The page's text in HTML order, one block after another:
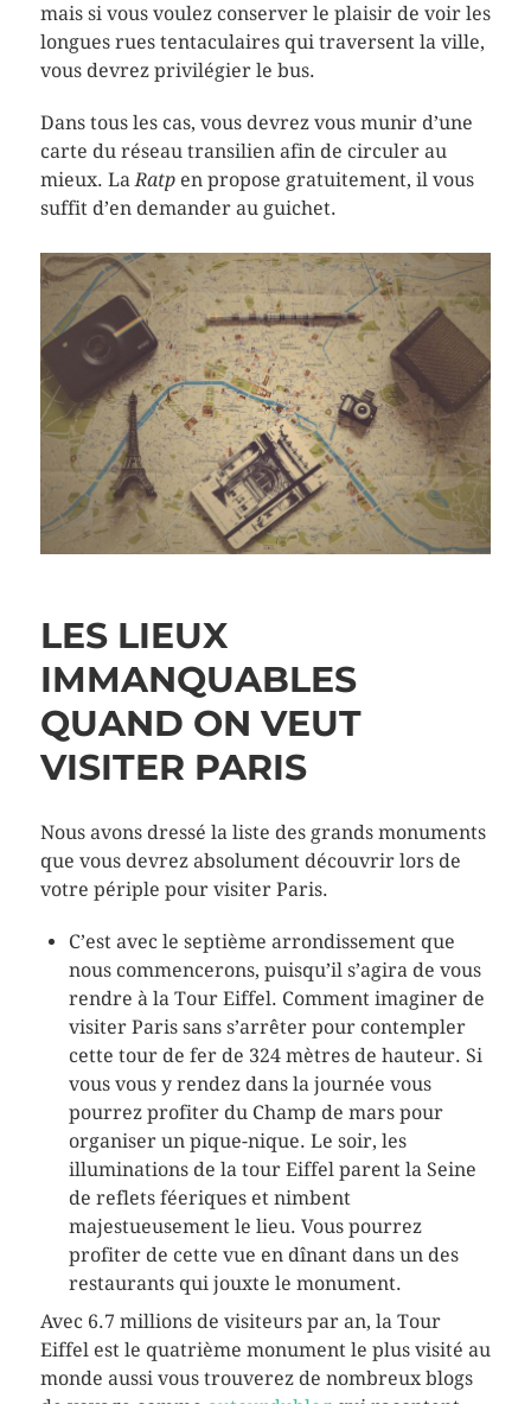
mais si vous voulez conserver le plaisir de voir les
longues rues tentaculaires qui traversent la ville,
vous devrez privilégier le bus.
Dans tous les cas, vous devrez vous munir d’une
carte du réseau transilien afin de circuler au
mieux. La Ratp en propose gratuitement, il vous
suffit d’en demander au guichet.
LES LIEUX
IMMANQUABLES
QUAND ON VEUT
VISITER PARIS
Nous avons dressé la liste des grands monuments
que vous devrez absolument découvrir lors de
votre périple pour visiter Paris.
C’est avec le septième arrondissement que
nous commencerons, puisqu’il s’agira de vous
rendre à la Tour Eiffel. Comment imaginer de
visiter Paris sans s’arrêter pour contempler
cette tour de fer de 324 mètres de hauteur. Si
vous vous y rendez dans la journée vous
pourrez profiter du Champ de mars pour
organiser un pique-nique. Le soir, les
illuminations de la tour Eiffel parent la Seine
de reflets féeriques et nimbent
majestueusement le lieu. Vous pourrez
profiter de cette vue en dînant dans un des
restaurants qui jouxte le monument.
Avec 6.7 millions de visiteurs par an, la Tour
Eiffel est le quatrième monument le plus visité au
monde aussi vous trouverez de nombreux blogs